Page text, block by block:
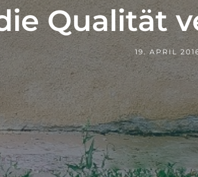
Qualität
19. APRIL